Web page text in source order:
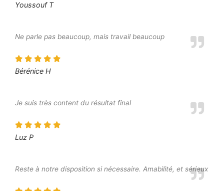
Youssouf T
Ne parle pas beaucoup, mais travail beaucoup
Bérénice H
Je suis très content du résultat final
Luz P
Reste à notre disposition si nécessaire. Amabilité, et sérieux